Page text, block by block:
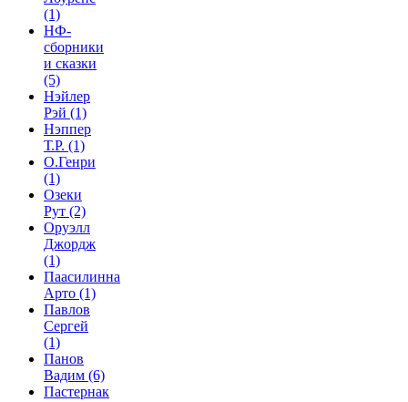
(1)
НФ-
сборники
и сказки
(5)
Нэйлер
Рэй (1)
Нэппер
Т.Р. (1)
О.Генри
(1)
Озеки
Рут (2)
Оруэлл
Джордж
(1)
Паасилинна
Арто (1)
Павлов
Сергей
(1)
Панов
Вадим (6)
Пастернак